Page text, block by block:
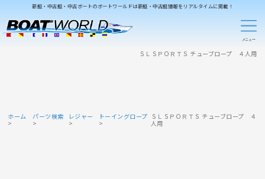
新艇・中古艇・中古ボートのボートワールドは新艇・中古艇情報をリアルタイムに掲載！
ＳＬＳＰＯＲＴＳ チューブロープ ４人用
ホーム パーツ検索 レジャー トーイングロープ ＳＬＳＰＯＲＴＳ チューブロープ ４
人用